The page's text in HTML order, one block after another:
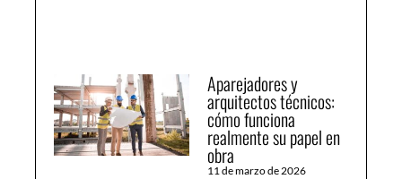
Aparejadores y
arquitectos técnicos:
cómo funciona
realmente su papel en
obra
11 de marzo de 2026